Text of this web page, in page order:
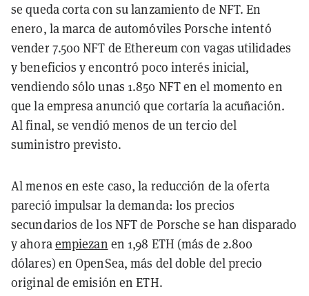
se queda corta con su lanzamiento de NFT. En
enero, la marca de automóviles Porsche intentó
vender 7.500 NFT de Ethereum con vagas utilidades
y beneficios y encontró poco interés inicial,
vendiendo sólo unas 1.850 NFT en el momento en
que la empresa anunció que cortaría la acuñación.
Al final, se vendió menos de un tercio del
suministro previsto.
Al menos en este caso, la reducción de la oferta
pareció impulsar la demanda: los precios
secundarios de los NFT de Porsche se han disparado
y ahoraempiezan en 1,98 ETH (más de 2.800
dólares) en OpenSea, más del doble del precio
original de emisión en ETH.